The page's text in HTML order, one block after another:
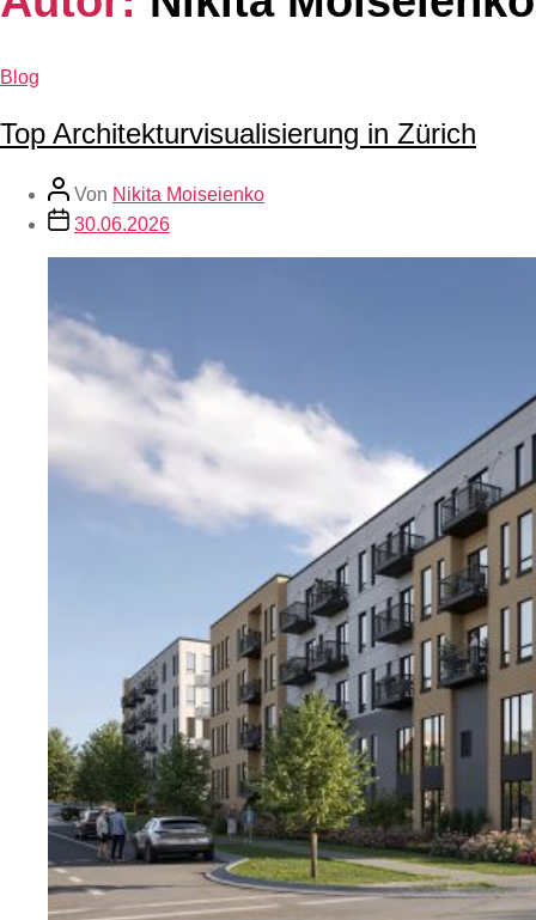
Blog
Top Architekturvisualisierung in Zürich
Von Nikita Moiseienko
30.06.2026